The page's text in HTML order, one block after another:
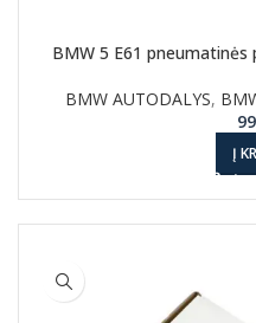
BMW 5 E61
BMW AUTODALYS,
Į